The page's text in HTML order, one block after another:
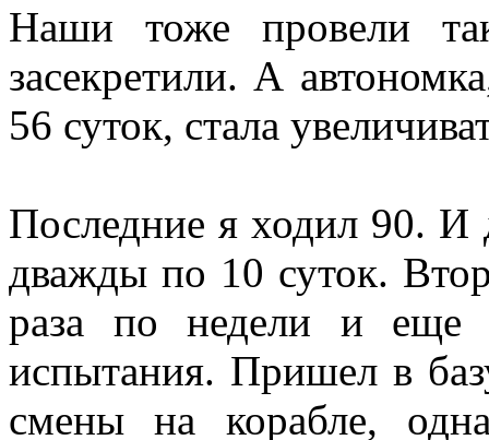
Наши тоже провели
засекретили. А
56 суток, стала
Последние я ходил 90. И
дважды по 10 суток.
раза по недели и еще
испытания. Пришел в
смены на корабле,